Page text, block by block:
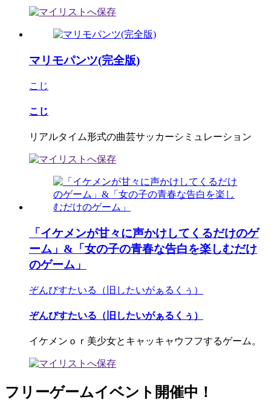
マリモパンツ(完全版)
こじ
こじ
リアルタイム形式の曲芸サッカーシミュレーション
「イケメンが甘々に声かけしてくるだけのゲ
ーム」&「女の子の青春な告白を楽しむだけ
のゲーム」
ぞんびすたいる（旧したいがぁるくぅ）
ぞんびすたいる（旧したいがぁるくぅ）
イケメンｏｒ美少女とキャッキャウフフするゲーム。
フリーゲームイベント開催中！